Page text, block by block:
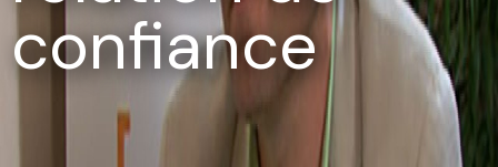
confiance